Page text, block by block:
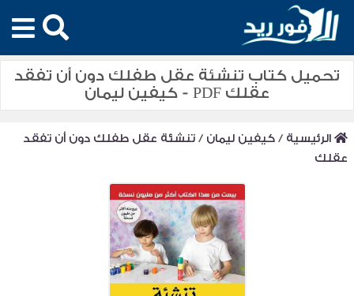
تحميل كتاب تنشئة عقل طفلك دون أن تفقد
عقلك PDF - كيفين ليمان
الرئيسية /كيفين ليمان /تنشئة عقل طفلك دون أن تفقد
عقلك